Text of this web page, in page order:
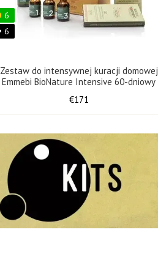
6
6
Zestaw do intensywnej kuracji domowej
Emmebi BioNature Intensive 60-dniowy
€171